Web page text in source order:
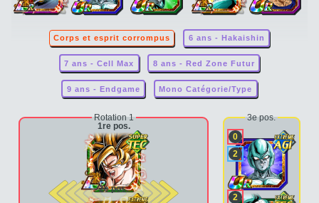
Corps et esprit corrompus 6 ans - Hakaishin
7 ans - Cell Max 8 ans - Red Zone Futur
9 ans - Endgame Mono Catégorie/Type
Rotation 1
1re pos.
2e pos.
3e pos.
0
2
2